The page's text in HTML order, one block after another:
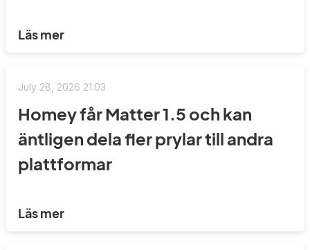
Läs mer
July 28, 2026 21:03
Homey får Matter 1.5 och kan
äntligen dela fler prylar till andra
plattformar
Läs mer